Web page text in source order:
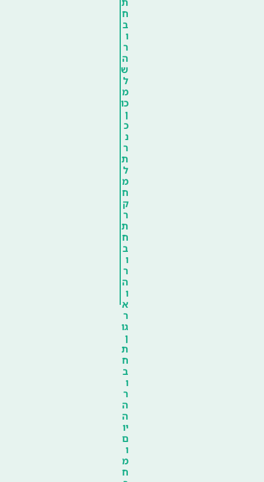
ח
ב
ו
ר
ה
ש
ל
מ
כו
ן
כ
נ
ר
ת
ל
מ
ח
ק
ר
ת
ח
ב
ו
ר
ה
ו
א
ר
גו
ן
ת
ח
ב
ו
ר
ה
ה
יו
ם
ו
מ
ח